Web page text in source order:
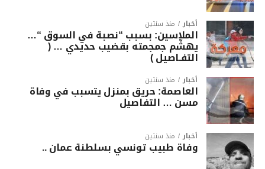
أخبار منذ سنتين
الملاسين: بسبب “نصبة في السوق “…
يهشّم جمجمته بقضيب حديدي … (
التفـاصيل )
أخبار منذ سنتين
العاصمة: حريق بمنزل يتسبب في وفاة
مسن … التفاصيل
أخبار منذ سنتين
وفاة طبيب تونسي بسلطنة عمان ..